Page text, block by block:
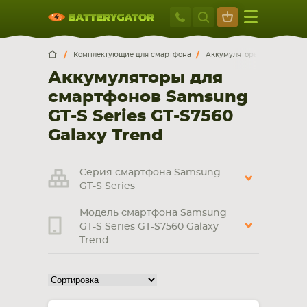
Москва
+7 495 414
Москва
г. Москва, ул. Ткацкая, 5с3 (м. Семеновская)
5 мин. ходьбы от ст.м. “Семеновская”
+7 495 414 28 59
Обратный звонок
Пн-Вс:
смартфона, планшета
ПЛАНШЕТА
Комплектующие для смартфона Аккумуляторы для
Аккумуляторы для
смартфонов Samsung
GT-S Series GT-S7560
Galaxy Trend
Серия смартфона Samsung
GT-S Series
Модель смартфона Samsung
GT-S Series GT-S7560 Galaxy
Trend